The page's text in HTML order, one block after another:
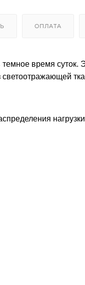
ОПЛАТА
время суток.